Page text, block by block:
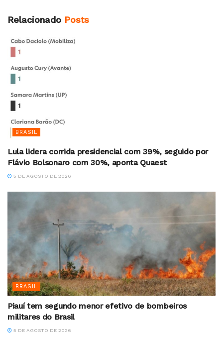
Relacionado Posts
BRASIL
Lula lidera corrida presidencial com 39%, seguido por
Flávio Bolsonaro com 30%, aponta Quaest
5 DE AGOSTO DE 2026
BRASIL
Piauí tem segundo menor efetivo de bombeiros
militares do Brasil
5 DE AGOSTO DE 2026